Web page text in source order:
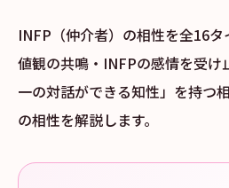
INFP（仲介者）の相性を全16
値観の共鳴・INFPの感情を受け
一の対話ができる知性」を持つ
の相性を解説します。